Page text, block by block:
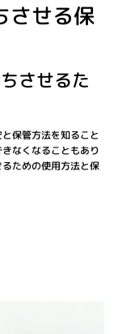
させる保
させるた
保管方法を知ること
なくなることもあり
ための使用方法と保